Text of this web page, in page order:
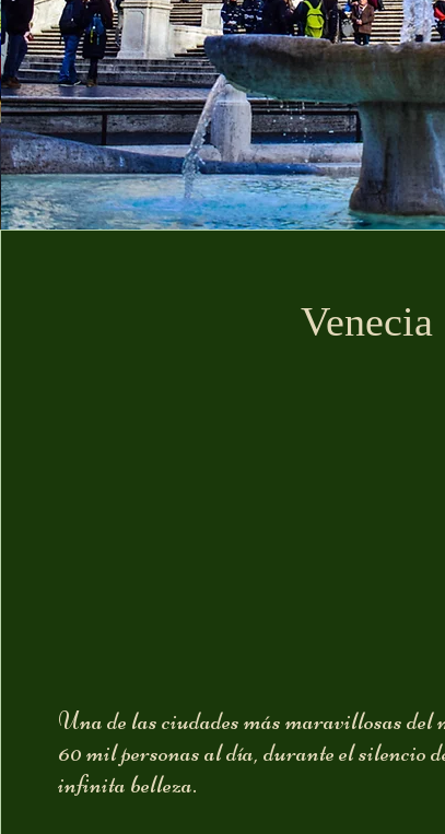
Venecia
Una de las ciudades más maravillosas del
60 mil personas al día, durante el silencio
infinita belleza.